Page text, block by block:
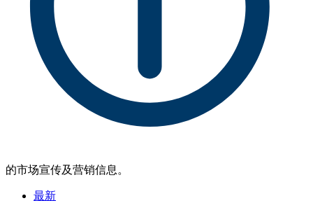
的市场宣传及营销信息。
最新